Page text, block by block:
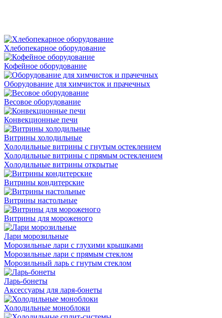
Хлебопекарное оборудование
Кофейное оборудование
Оборудование для химчисток и прачечных
Весовое оборудование
Конвекционные печи
Витрины холодильные
Холодильные витрины с гнутым остеклением
Холодильные витрины с прямым остеклением
Холодильные витрины открытые
Витрины кондитерские
Витрины настольные
Витрины для мороженого
Лари морозильные
Морозильные лари с глухими крышками
Морозильные лари с прямым стеклом
Морозильный ларь с гнутым стеклом
Ларь-бонеты
Аксессуары для ларя-бонеты
Холодильные моноблоки